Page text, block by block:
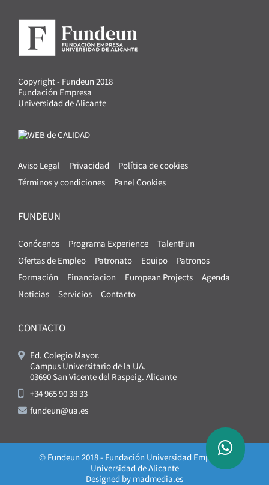
Copyright - Fundeun 2018
Fundación Empresa
Universidad de Alicante
Aviso Legal Privacidad
Política de cookies
Términos y condiciones
Panel Cookies
FUNDEUN
Conócenos Programa Experience
TalentFun
Ofertas de Empleo
Patronato Equipo
Patronos
Formación
Financiacion European Projects
Agenda
Noticias
Servicios Contacto
CONTACTO
Ed. Colegio Mayor.
Campus Universitario de la UA.
03690 San Vicente del Raspeig. Alicante
+34 965 90 38 33
fundeun@ua.es
© Fundeun 2018 - Fundación Universidad Empresa -
Universidad de Alicante
Designed by madmedia.es